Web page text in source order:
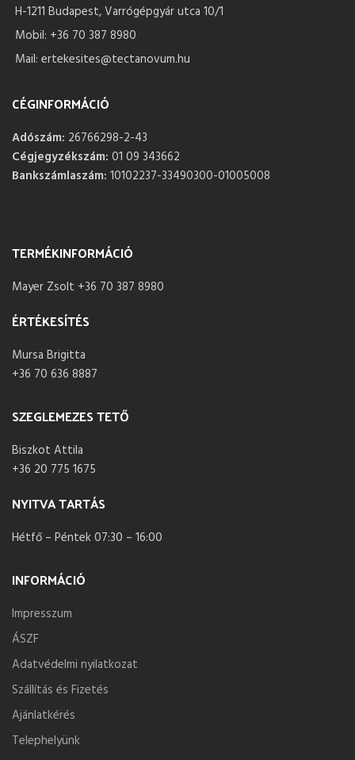
H-1211 Budapest, Varrógépgyár utca 10/1
Mobil: +36 70 387 8980
Mail: ertekesites@tectanovum.hu
CÉGINFORMÁCIÓ
Adószám: 26766298-2-43
Cégjegyzékszám: 01 09 343662
Bankszámlaszám: 10102237-33490300-01005008
TERMÉKINFORMÁCIÓ
Mayer Zsolt +36 70 387 8980
ÉRTÉKESÍTÉS
Mursa Brigitta
+36 70 636 8887
SZEGLEMEZES TETŐ
Biszkot Attila
+36 20 775 1675
NYITVA TARTÁS
Hétfő – Péntek 07:30 – 16:00
INFORMÁCIÓ
Impresszum
ÁSZF
Adatvédelmi nyilatkozat
Szállítás és Fizetés
Ajánlatkérés
Telephelyünk